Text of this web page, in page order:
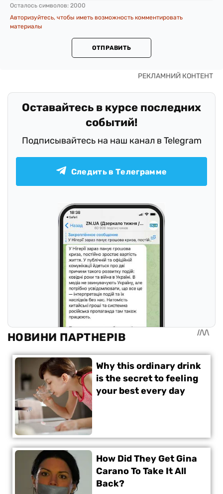
Осталось символов: 2000
Авторизуйтесь, чтобы иметь возможность комментировать
материалы
ОТПРАВИТЬ
Оставайтесь в курсе последних
событий!
Подписывайтесь на наш канал в Telegram
Следить в Телеграмме